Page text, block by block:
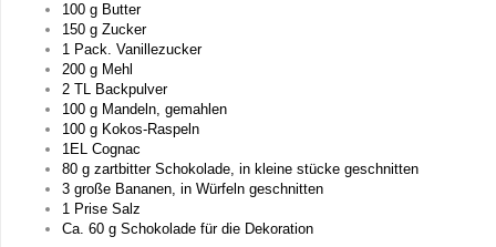
100 g Butter
150 g Zucker
1 Pack. Vanillezucker
200 g Mehl
2 TL Backpulver
100 g Mandeln, gemahlen
100 g Kokos-Raspeln
1EL Cognac
80 g zartbitter Schokolade, in kleine stücke geschnitten
3 große Bananen, in Würfeln geschnitten
1 Prise Salz
Ca. 60 g Schokolade für die Dekoration